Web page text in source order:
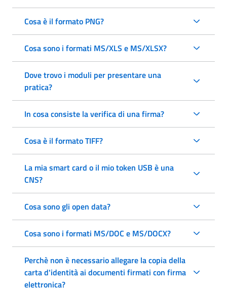
Cosa è il formato PNG?
Cosa sono i formati MS/XLS e MS/XLSX?
Dove trovo i moduli per presentare una
pratica?
In cosa consiste la verifica di una firma?
Cosa è il formato TIFF?
La mia smart card o il mio token USB è una
CNS?
Cosa sono gli open data?
Cosa sono i formati MS/DOC e MS/DOCX?
Perchè non è necessario allegare la copia della
carta d'identità ai documenti firmati con firma
elettronica?